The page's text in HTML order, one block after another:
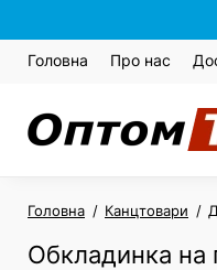
Головна Про нас
Головна Канцтовари
Обкладинка на